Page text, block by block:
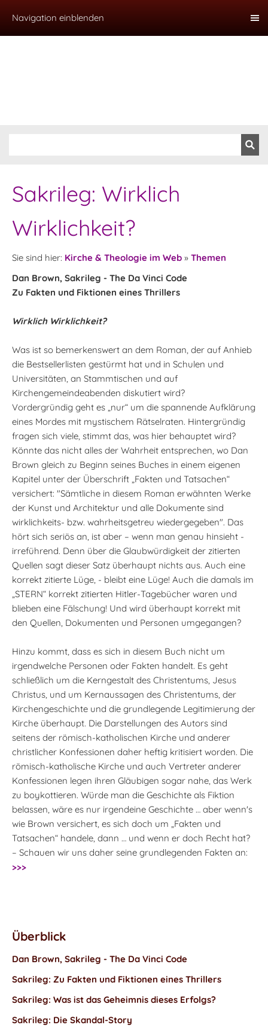
Navigation einblenden
Sakrileg: Wirklich
Wirklichkeit?
Sie sind hier: Kirche & Theologie im Web » Themen
Dan Brown, Sakrileg - The Da Vinci Code
Zu Fakten und Fiktionen eines Thrillers
Wirklich Wirklichkeit?
Was ist so bemerkenswert an dem Roman, der auf Anhieb
die Bestsellerlisten gestürmt hat und in Schulen und
Universitäten, an Stammtischen und auf
Kirchengemeindeabenden diskutiert wird?
Vordergründig geht es „nur“ um die spannende Aufklärung
eines Mordes mit mystischem Rätselraten. Hintergründig
fragen sich viele, stimmt das, was hier behauptet wird?
Könnte das nicht alles der Wahrheit entsprechen, wo Dan
Brown gleich zu Beginn seines Buches in einem eigenen
Kapitel unter der Überschrift „Fakten und Tatsachen“
versichert: "Sämtliche in diesem Roman erwähnten Werke
der Kunst und Architektur und alle Dokumente sind
wirklichkeits- bzw. wahrheitsgetreu wiedergegeben". Das
hört sich seriös an, ist aber – wenn man genau hinsieht -
irreführend. Denn über die Glaubwürdigkeit der zitierten
Quellen sagt dieser Satz überhaupt nichts aus. Auch eine
korrekt zitierte Lüge, - bleibt eine Lüge! Auch die damals im
„STERN“ korrekt zitierten Hitler-Tagebücher waren und
blieben eine Fälschung! Und wird überhaupt korrekt mit
den Quellen, Dokumenten und Personen umgegangen?
Hinzu kommt, dass es sich in diesem Buch nicht um
irgendwelche Personen oder Fakten handelt. Es geht
schließlich um die Kerngestalt des Christentums, Jesus
Christus, und um Kernaussagen des Christentums, der
Kirchengeschichte und die grundlegende Legitimierung der
Kirche überhaupt. Die Darstellungen des Autors sind
seitens der römisch-katholischen Kirche und anderer
christlicher Konfessionen daher heftig kritisiert worden. Die
römisch-katholische Kirche und auch Vertreter anderer
Konfessionen legen ihren Gläubigen sogar nahe, das Werk
zu boykottieren. Würde man die Geschichte als Fiktion
belassen, wäre es nur irgendeine Geschichte … aber wenn's
wie Brown versichert, es sich doch um „Fakten und
Tatsachen“ handele, dann … und wenn er doch Recht hat?
– Schauen wir uns daher seine grundlegenden Fakten an:
>>>
Überblick
Dan Brown, Sakrileg - The Da Vinci Code
Sakrileg: Zu Fakten und Fiktionen eines Thrillers
Sakrileg: Was ist das Geheimnis dieses Erfolgs?
Sakrileg: Die Skandal-Story